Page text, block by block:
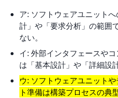
ア: ソフトウェアユニット
計」や「要求分析」の範囲
ない。
イ: 外部インタフェースや
は「基本設計」や「詳細設
ウ: ソフトウェアユニット
ト準備は構築プロセスの典